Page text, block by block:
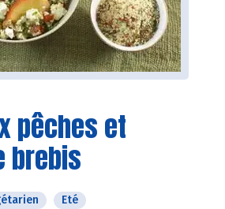
pêches et
brebis
Eté